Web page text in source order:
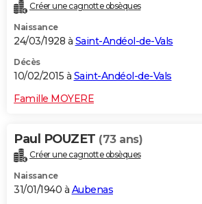
Créer une cagnotte obsèques
Naissance
24/03/1928 à Saint-Andéol-de-Vals
Décès
10/02/2015 à Saint-Andéol-de-Vals
Famille MOYERE
Paul POUZET (73 ans)
Créer une cagnotte obsèques
Naissance
31/01/1940 à Aubenas